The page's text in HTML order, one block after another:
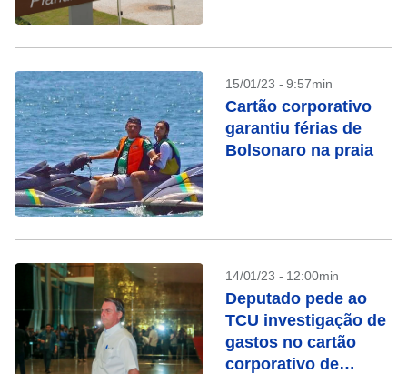
15/01/23 - 9:57min
Cartão corporativo
garantiu férias de
Bolsonaro na praia
14/01/23 - 12:00min
Deputado pede ao
TCU investigação de
gastos no cartão
corporativo de